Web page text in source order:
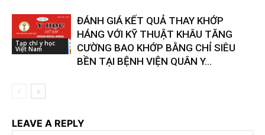
Tạp chí y học
Việt Nam
ĐÁNH GIÁ KẾT QUẢ THAY KHỚP
HÁNG VỚI KỸ THUẬT KHÂU TĂNG
CƯỜNG BAO KHỚP BẰNG CHỈ SIÊU
BỀN TẠI BỆNH VIỆN QUÂN Y...
LEAVE A REPLY